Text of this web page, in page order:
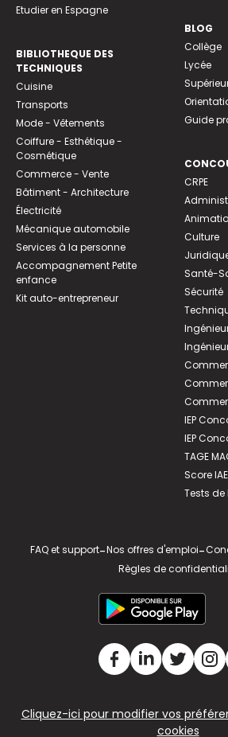
Etudier en Espagne
BIBLIOTHEQUE DES
TECHNIQUES
Cuisine
Transports
Mode - Vêtements
Coiffure - Esthétique -
Cosmétique
Commerce - Vente
Bâtiment - Architecture
Électricité
Mécanique automobile
Services à la personne
Accompagnement Petite
enfance
Kit auto-entrepreneur
BLOG
Collège
Lycée
Guide
CRPE
Culture
Santé-
Sécurité
IEP
IEP
TAGE
Score IAE
Tests
FAQ et support-Nos offres d'emploi-
Règles de
Cliquez-ici pour modifier vos
cookies